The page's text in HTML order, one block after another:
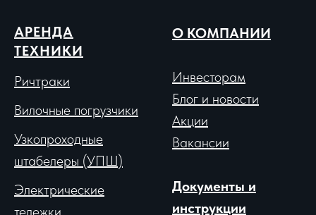
АРЕНДА
ТЕХНИКИ
Ричтраки
Вилочные погрузчики
Узкопроходные
штабелеры (УПШ)
Электрические
О КОМПАНИИ
Инвесторам
Блог и новости
Акции
Вакансии
Документы и
инструкции